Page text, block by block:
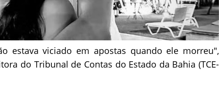
estava viciado em apostas quando ele morreu",
do Tribunal de Contas do Estado da Bahia (TCE-